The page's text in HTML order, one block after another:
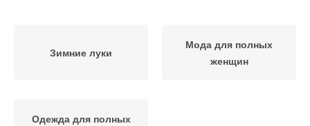
Зимние луки
Мода для полных
женщин
Одежда для полных